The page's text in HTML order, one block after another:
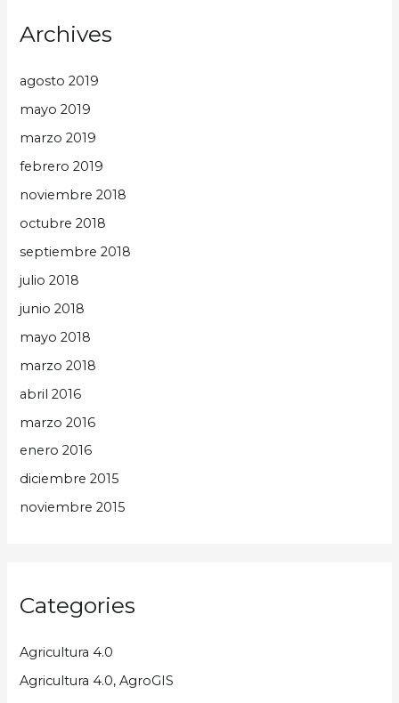
Archives
agosto 2019
mayo 2019
marzo 2019
febrero 2019
noviembre 2018
octubre 2018
septiembre 2018
julio 2018
junio 2018
mayo 2018
marzo 2018
abril 2016
marzo 2016
enero 2016
diciembre 2015
noviembre 2015
Categories
Agricultura 4.0
Agricultura 4.0, AgroGIS